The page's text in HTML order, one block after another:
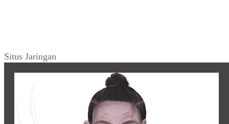
Situs Jaringan